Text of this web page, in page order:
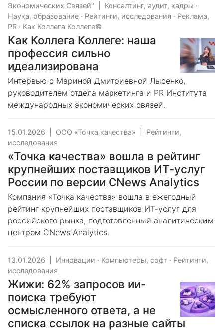
Экономических Связей"
Консалтинг, аудит, кадры ·
Наука, образование · Рейтинги, исследования · Реклама,
PR · Как Коллега Коллеге©
Как Коллега Коллеге: наша
профессия сильно
идеализирована
Интервью с Мариной Дмитриевной Лысенко,
руководителем отдела маркетинга и PR Института
международных экономических связей.
15.01.2026 ООО «Точка качества»
Рейтинги,
исследования
«Точка качества» вошла в рейтинг
крупнейших поставщиков ИТ-услуг
России по версии CNews Analytics
Компания «Точка качества» вошла в ежегодный
рейтинг крупнейших поставщиков ИТ-услуг для
российского рынка, подготовленный аналитическим
центром CNews Analytics.
13.01.2026 Инновации · Компьютеры, софт · Рейтинги,
исследования
Жижи: 62% запросов ии-
поиска требуют
осмысленного ответа, а не
списка ссылок на разные сайты